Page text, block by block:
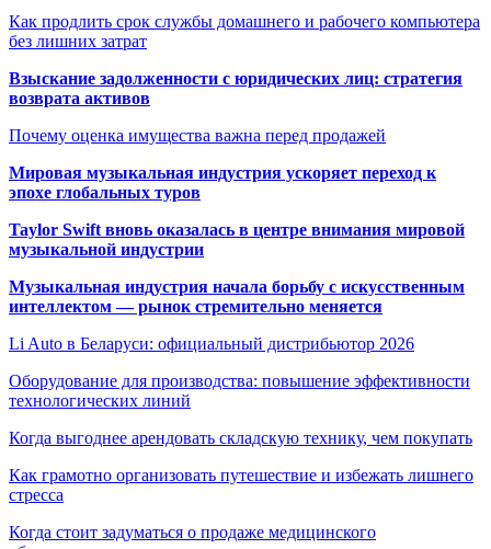
Как продлить срок службы домашнего и рабочего компьютера
без лишних затрат
Взыскание задолженности с юридических лиц: стратегия
возврата активов
Почему оценка имущества важна перед продажей
Мировая музыкальная индустрия ускоряет переход к
эпохе глобальных туров
Taylor Swift вновь оказалась в центре внимания мировой
музыкальной индустрии
Музыкальная индустрия начала борьбу с искусственным
интеллектом — рынок стремительно меняется
Li Auto в Беларуси: официальный дистрибьютор 2026
Оборудование для производства: повышение эффективности
технологических линий
Когда выгоднее арендовать складскую технику, чем покупать
Как грамотно организовать путешествие и избежать лишнего
стресса
Когда стоит задуматься о продаже медицинского